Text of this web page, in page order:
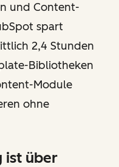
und Content-
spart
2,4 Stunden
Bibliotheken
Module
ohne
ist über